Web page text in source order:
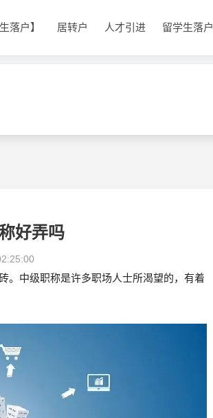
落户】 居转户 人才引进 留学生落户
好弄吗
。中级职称是许多职场人士所渴望的，有着